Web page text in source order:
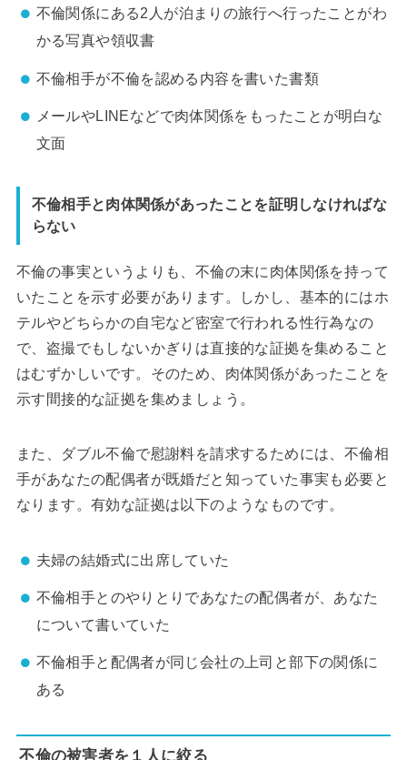
不倫関係にある2人が泊まりの旅行へ行ったことがわ
かる写真や領収書
不倫相手が不倫を認める内容を書いた書類
メールやLINEなどで肉体関係をもったことが明白な
文面
不倫相手と肉体関係があったことを証明しなければな
らない
不倫の事実というよりも、不倫の末に肉体関係を持って
いたことを示す必要があります。しかし、基本的にはホ
テルやどちらかの自宅など密室で行われる性行為なの
で、盗撮でもしないかぎりは直接的な証拠を集めること
はむずかしいです。そのため、肉体関係があったことを
示す間接的な証拠を集めましょう。
また、ダブル不倫で慰謝料を請求するためには、不倫相
手があなたの配偶者が既婚だと知っていた事実も必要と
なります。有効な証拠は以下のようなものです。
夫婦の結婚式に出席していた
不倫相手とのやりとりであなたの配偶者が、あなた
について書いていた
不倫相手と配偶者が同じ会社の上司と部下の関係に
ある
不倫の被害者を１人に絞る